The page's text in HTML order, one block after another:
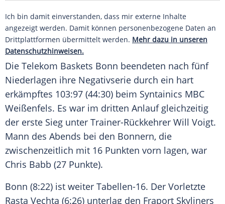
Ich bin damit einverstanden, dass mir externe Inhalte
angezeigt werden. Damit können personenbezogene Daten an
Drittplattformen übermittelt werden. Mehr dazu in unseren
Datenschutzhinweisen.
Die Telekom Baskets Bonn beendeten nach fünf
Niederlagen ihre Negativserie durch ein hart
erkämpftes 103:97 (44:30) beim Syntainics MBC
Weißenfels. Es war im dritten Anlauf gleichzeitig
der erste Sieg unter Trainer-Rückkehrer Will Voigt.
Mann des Abends bei den Bonnern, die
zwischenzeitlich mit 16 Punkten vorn lagen, war
Chris Babb (27 Punkte).
Bonn (8:22) ist weiter Tabellen-16. Der Vorletzte
Rasta Vechta (6:26) unterlag den Fraport Skyliners